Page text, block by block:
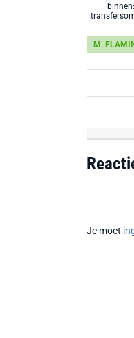
M. FLAMINI
Je moet